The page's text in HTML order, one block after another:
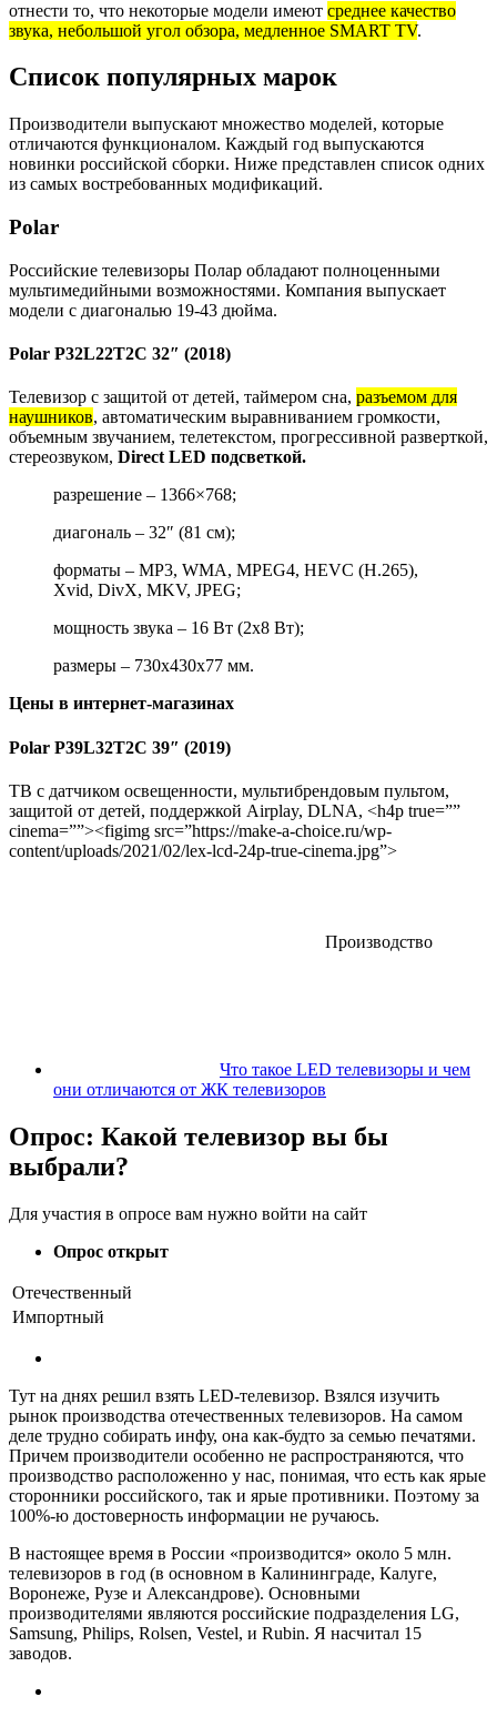
отнести то, что некоторые модели имеют среднее качество
звука, небольшой угол обзора, медленное SMART TV.
Список популярных марок
Производители выпускают множество моделей, которые
отличаются функционалом. Каждый год выпускаются
новинки российской сборки. Ниже представлен список одних
из самых востребованных модификаций.
Polar
Российские телевизоры Полар обладают полноценными
мультимедийными возможностями. Компания выпускает
модели с диагональю 19-43 дюйма.
Polar P32L22T2C 32″ (2018)
Телевизор с защитой от детей, таймером сна, разъемом для
наушников, автоматическим выравниванием громкости,
объемным звучанием, телетекстом, прогрессивной разверткой,
стереозвуком, Direct LED подсветкой.
разрешение – 1366×768;
диагональ – 32″ (81 см);
форматы – MP3, WMA, MPEG4, HEVC (H.265),
Xvid, DivX, MKV, JPEG;
мощность звука – 16 Вт (2х8 Вт);
размеры – 730x430x77 мм.
Цены в интернет-магазинах
Polar P39L32T2C 39″ (2019)
ТВ с датчиком освещенности, мультибрендовым пультом,
защитой от детей, поддержкой Airplay, DLNA, <h4p true=””
cinema=””><figimg src=”https://make-a-choice.ru/wp-
content/uploads/2021/02/lex-lcd-24p-true-cinema.jpg”>
Производство
Что такое LED телевизоры и чем
они отличаются от ЖК телевизоров
Опрос: Какой телевизор вы бы
выбрали?
Для участия в опросе вам нужно войти на сайт
Опрос открыт
Отечественный
Импортный
Тут на днях решил взять LED-телевизор. Взялся изучить
рынок производства отечественных телевизоров. На самом
деле трудно собирать инфу, она как-будто за семью печатями.
Причем производители особенно не распространяются, что
производство расположенно у нас, понимая, что есть как ярые
сторонники российского, так и ярые противники. Поэтому за
100%-ю достоверность информации не ручаюсь.
В настоящее время в России «производится» около 5 млн.
телевизоров в год (в основном в Калининграде, Калуге,
Воронеже, Рузе и Александрове). Основными
производителями являются российские подразделения LG,
Samsung, Philips, Rolsen, Vestel, и Rubin. Я насчитал 15
заводов.